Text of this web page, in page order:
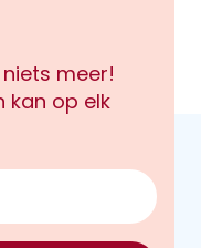
meer!
kan op elk